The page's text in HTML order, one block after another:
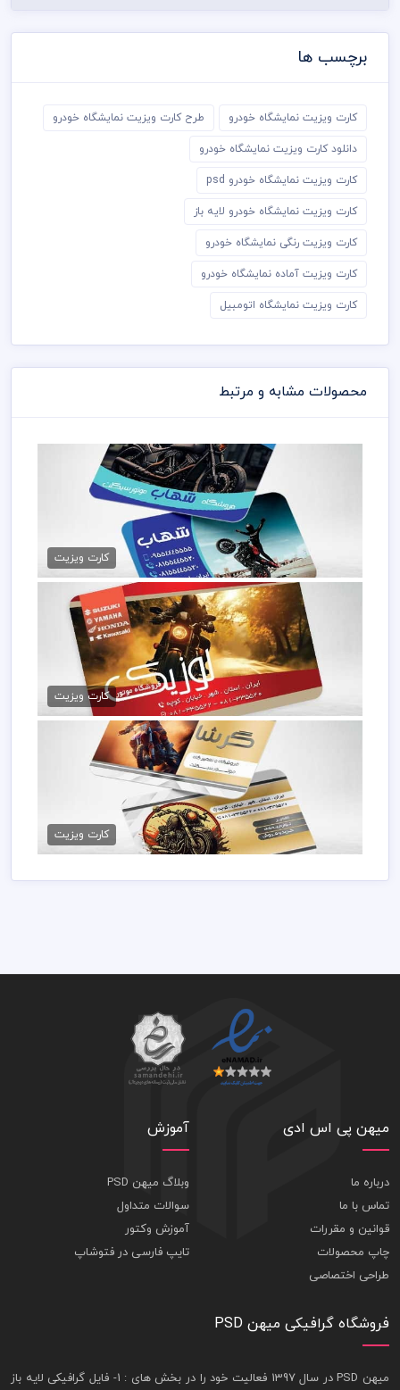
برچسب ها
کارت ویزیت نمایشگاه خودرو طرح کارت ویزیت نمایشگاه خودرو
دانلود کارت ویزیت نمایشگاه خودرو
کارت ویزیت نمایشگاه خودرو psd
کارت ویزیت نمایشگاه خودرو لایه باز
کارت ویزیت رنگی نمایشگاه خودرو
کارت ویزیت آماده نمایشگاه خودرو
کارت ویزیت نمایشگاه اتومبیل
محصولات مشابه و مرتبط
کارت ویزیت نمایندگی موتور
79,000 تومان
کارت ویزیت
دانلود کارت ویزیت موتور فروشی
79,000 تومان
کارت ویزیت
طرح کارت ویزیت موتور فروشی
79,000 تومان
کارت ویزیت
میهن پی اس ادی
درباره ما
تماس با ما
قوانین و مقررات
چاپ محصولات
طراحی اختصاصی
آموزش
وبلاگ میهن PSD
سوالات متداول
آموزش وکتور
تایپ فارسی در فتوشاپ
فروشگاه گرافیکی میهن PSD
ميهن PSD در سال 1397 فعاليت خود را در بخش های : 1-
فايل گرافيکی لايه باز